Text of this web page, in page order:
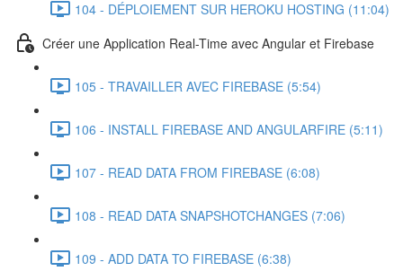
104 - DÉPLOIEMENT SUR HEROKU HOSTING (11:04)
Créer une Application Real-Time avec Angular et Firebase
105 - TRAVAILLER AVEC FIREBASE (5:54)
106 - INSTALL FIREBASE AND ANGULARFIRE (5:11)
107 - READ DATA FROM FIREBASE (6:08)
108 - READ DATA SNAPSHOTCHANGES (7:06)
109 - ADD DATA TO FIREBASE (6:38)